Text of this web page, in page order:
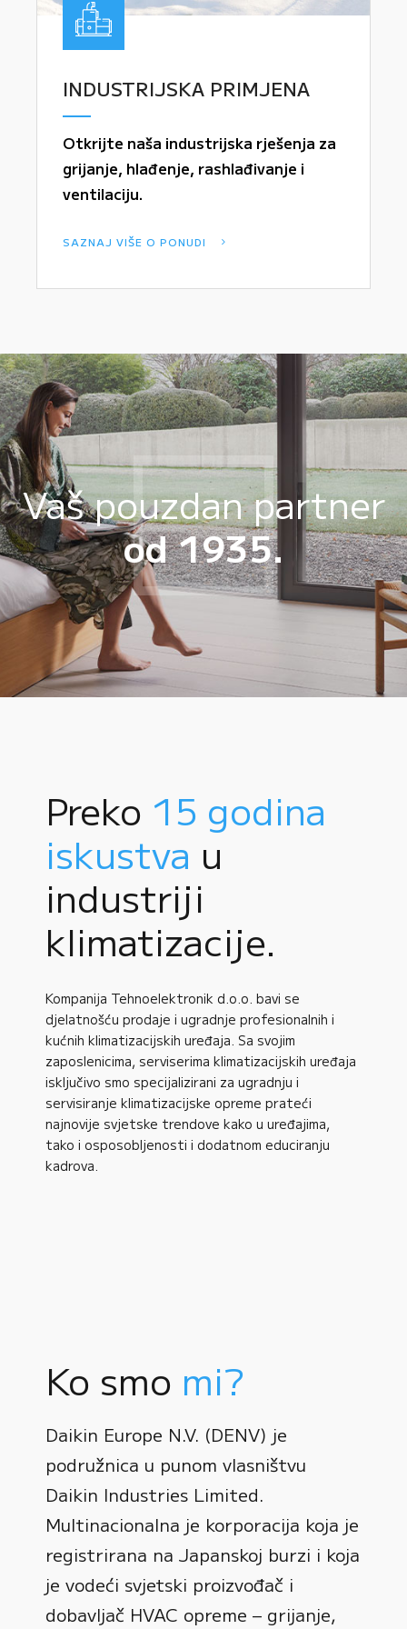
INDUSTRIJSKA PRIMJENA
Otkrijte naša industrijska rješenja za
grijanje, hlađenje, rashlađivanje i
ventilaciju.
SAZNAJ VIŠE O PONUDI
Vaš pouzdan partner
od 1935.
Preko 15 godina
iskustva u
industriji
klimatizacije.
Kompanija Tehnoelektronik d.o.o. bavi se
djelatnošću prodaje i ugradnje profesionalnih i
kućnih klimatizacijskih uređaja. Sa svojim
zaposlenicima, serviserima klimatizacijskih uređaja
isključivo smo specijalizirani za ugradnju i
servisiranje klimatizacijske opreme prateći
najnovije svjetske trendove kako u uređajima,
tako i osposobljenosti i dodatnom educiranju
kadrova.
Ko smo mi?
Daikin Europe N.V. (DENV) je
podružnica u punom vlasništvu
Daikin Industries Limited.
Multinacionalna je korporacija koja je
registrirana na Japanskoj burzi i koja
je vodeći svjetski proizvođač i
dobavljač HVAC opreme – grijanje,
0